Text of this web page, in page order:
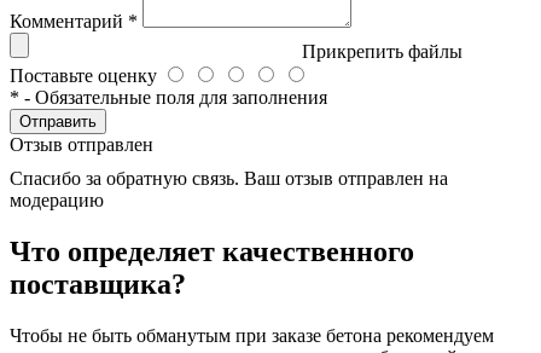
Комментарий *
Прикрепить файлы
Поставьте оценку
* - Обязательные поля для заполнения
Отправить
Отзыв отправлен
Спасибо за обратную связь. Ваш отзыв отправлен на
модерацию
Что определяет качественного
поставщика?
Чтобы не быть обманутым при заказе бетона рекомендуем